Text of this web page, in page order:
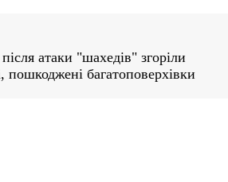
атаки "шахедів" згоріли
пошкоджені багатоповерхівки